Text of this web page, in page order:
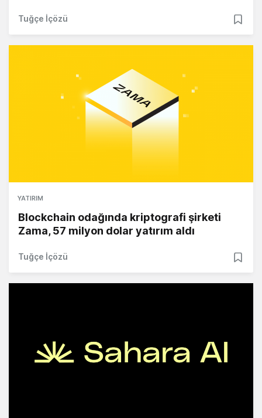
Tuğçe İçözü
YATIRIM
Blockchain odağında kriptografi şirketi
Zama, 57 milyon dolar yatırım aldı
Tuğçe İçözü